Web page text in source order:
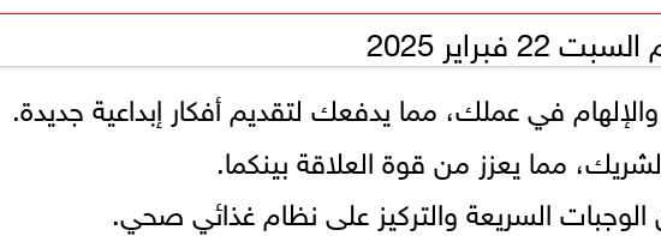
2025
في عملك، مما يدفعك لتقديم أفكار إبداعية جديدة.
مما يعزز من قوة العلاقة بينكما.
الوجبات السريعة والتركيز على نظام غذائي صحي.